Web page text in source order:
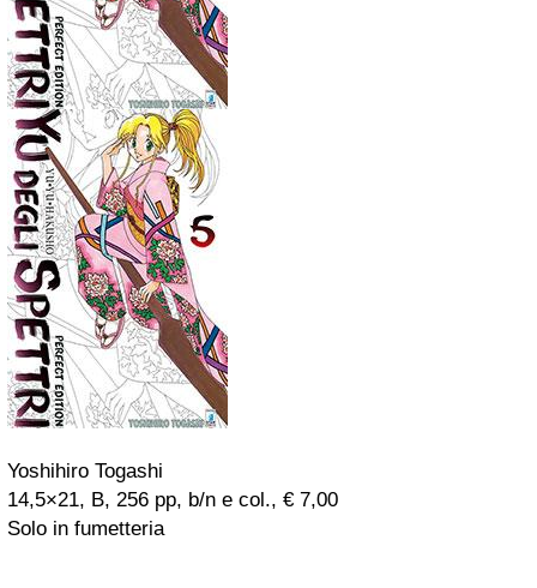
Yoshihiro Togashi
14,5×21, B, 256 pp, b/n e col., € 7,00
Solo in fumetteria